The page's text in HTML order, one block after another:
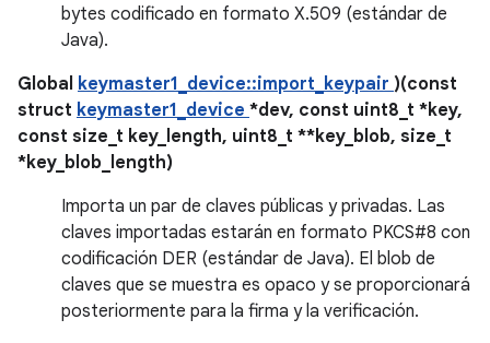
bytes codificado en formato X.509 (estándar de
Java).
Global keymaster1_device::import_keypair )(const
struct keymaster1_device *dev, const uint8_t *key,
const size_t key_length, uint8_t **key_blob, size_t
*key_blob_length)
Importa un par de claves públicas y privadas. Las
claves importadas estarán en formato PKCS#8 con
codificación DER (estándar de Java). El blob de
claves que se muestra es opaco y se proporcionará
posteriormente para la firma y la verificación.